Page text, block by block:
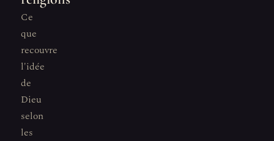
Ce
que
recouvre
l'idée
de
Dieu
selon
les